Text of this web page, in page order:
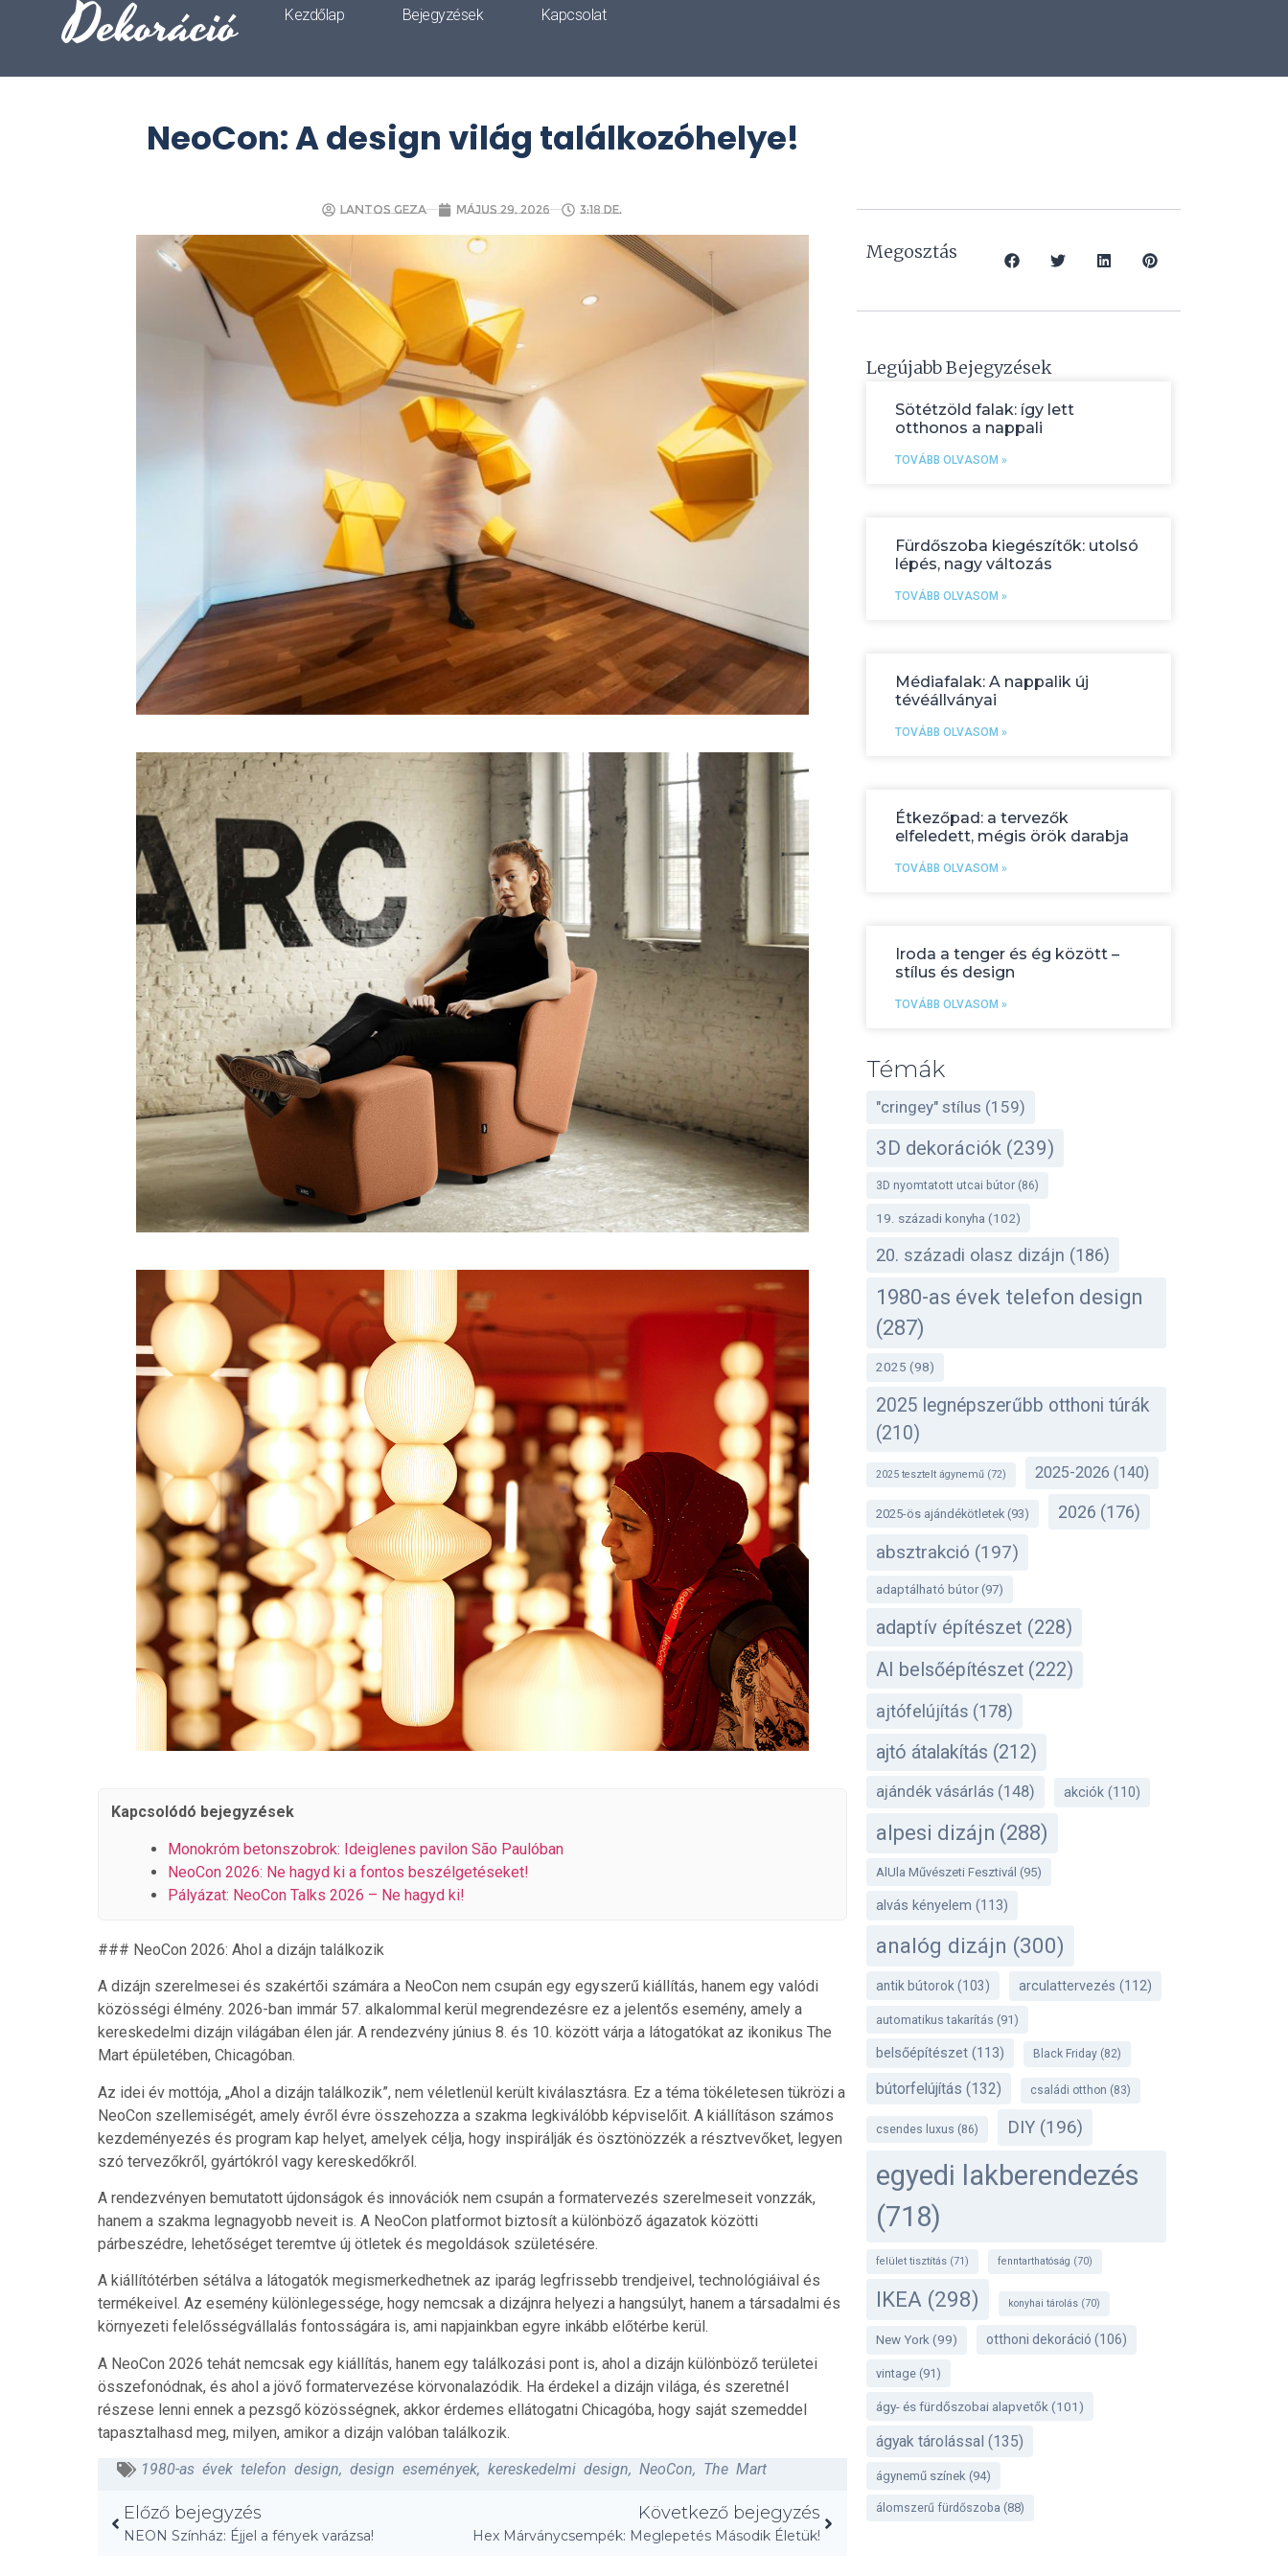
Dekoráció Kezdőlap Bejegyzések Kapcsolat
NeoCon: A design világ találkozóhelye!
Lantos Geza május 29, 2026 3:18 de.
Kapcsolódó bejegyzések
Monokróm betonszobrok: Ideiglenes pavilon São Paulóban
NeoCon 2026: Ne hagyd ki a fontos beszélgetéseket!
Pályázat: NeoCon Talks 2026 – Ne hagyd ki!
### NeoCon 2026: Ahol a dizájn találkozik
A dizájn szerelmesei és szakértői számára a NeoCon nem csupán egy egyszerű kiállítás, hanem egy valódi
közösségi élmény. 2026-ban immár 57. alkalommal kerül megrendezésre ez a jelentős esemény, amely a
kereskedelmi dizájn világában élen jár. A rendezvény június 8. és 10. között várja a látogatókat az ikonikus The
Mart épületében, Chicagóban.
Az idei év mottója, „Ahol a dizájn találkozik”, nem véletlenül került kiválasztásra. Ez a téma tökéletesen tükrözi a
NeoCon szellemiségét, amely évről évre összehozza a szakma legkiválóbb képviselőit. A kiállításon számos
kezdeményezés és program kap helyet, amelyek célja, hogy inspirálják és ösztönözzék a résztvevőket, legyen
szó tervezőkről, gyártókról vagy kereskedőkről.
A rendezvényen bemutatott újdonságok és innovációk nem csupán a formatervezés szerelmeseit vonzzák,
hanem a szakma legnagyobb neveit is. A NeoCon platformot biztosít a különböző ágazatok közötti
párbeszédre, lehetőséget teremtve új ötletek és megoldások születésére.
A kiállítótérben sétálva a látogatók megismerkedhetnek az iparág legfrissebb trendjeivel, technológiáival és
termékeivel. Az esemény különlegessége, hogy nemcsak a dizájnra helyezi a hangsúlyt, hanem a társadalmi és
környezeti felelősségvállalás fontosságára is, ami napjainkban egyre inkább előtérbe kerül.
A NeoCon 2026 tehát nemcsak egy kiállítás, hanem egy találkozási pont is, ahol a dizájn különböző területei
összefonódnak, és ahol a jövő formatervezése körvonalazódik. Ha érdekel a dizájn világa, és szeretnél
részese lenni ennek a pezsgő közösségnek, akkor érdemes ellátogatni Chicagóba, hogy saját szemeddel
tapasztalhasd meg, milyen, amikor a dizájn valóban találkozik.
1980-as évek telefon design, design események, kereskedelmi design, NeoCon, The Mart
Előző bejegyzés
NEON Színház: Éjjel a fények varázsa!
Következő bejegyzés
Hex Márványcsempék: Meglepetés Második Életük!
Megosztás
Legújabb Bejegyzések
Sötétzöld falak: így lett
otthonos a nappali
TOVÁBB OLVASOM »
Fürdőszoba kiegészítők: utolsó
lépés, nagy változás
TOVÁBB OLVASOM »
Médiafalak: A nappalik új
tévéállványai
TOVÁBB OLVASOM »
Étkezőpad: a tervezők
elfeledett, mégis örök darabja
TOVÁBB OLVASOM »
Iroda a tenger és ég között –
stílus és design
TOVÁBB OLVASOM »
Témák
"cringey" stílus (159)
3D dekorációk(239)
3D nyomtatott utcai bútor(86)
19. századi konyha (102)
20. századi olasz dizájn (186)
1980-as évek telefon design
(287)
2025 (98)
2025 legnépszerűbb otthoni túrák
(210)
2025 tesztelt ágynemű(72) 2025-2026 (140)
2025-ös ajándékötletek(93) 2026 (176)
absztrakció (197)
adaptálható bútor(97)
adaptív építészet (228)
AI belsőépítészet(222)
ajtófelújítás (178)
ajtó átalakítás (212)
ajándék vásárlás(148) akciók(110)
alpesi dizájn (288)
AlUla Művészeti Fesztivál (95)
alvás kényelem (113)
analóg dizájn (300)
antik bútorok (103) arculattervezés (112)
automatikus takarítás (91)
belsőépítészet(113) Black Friday(82)
bútorfelújítás (132) családi otthon (83)
csendes luxus (86) DIY(196)
egyedi lakberendezés
(718)
felület tisztítás(71) fenntarthatóság (70)
IKEA (298) konyhai tárolás(70)
New York(99) otthoni dekoráció (106)
vintage(91)
ágy- és fürdőszobai alapvetők (101)
ágyak tárolással (135)
ágynemű színek(94)
álomszerű fürdőszoba (88)